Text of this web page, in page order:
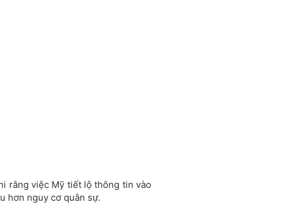
rằng việc Mỹ tiết lộ thông tin vào
hơn nguy cơ quân sự.